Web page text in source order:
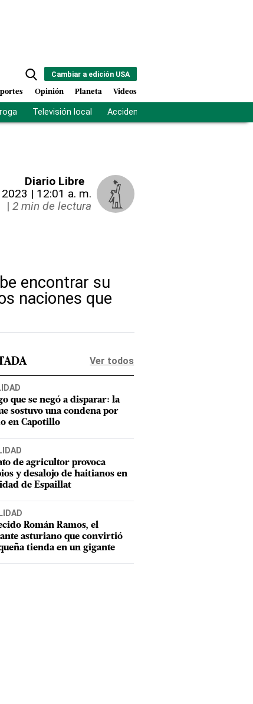
Cambiar a edición USA
Opinión Planeta Videos
Televisión local Accidente Los Ríos
Diario Libre
| 12:01 a. m.
| 2 min de lectura
encontrar su
naciones que
Ver todos
que se negó a disparar: la
sostuvo una condena por
en Capotillo
de agricultor provoca
y desalojo de haitianos en
de Espaillat
Román Ramos, el
asturiano que convirtió
tienda en un gigante